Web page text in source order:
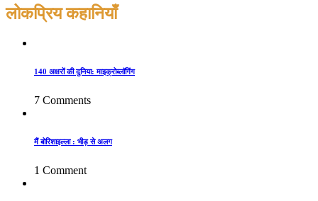
लोकप्रिय कहानियाँ
140 अक्षरों की दुनिया: माइक्रोब्लॉगिंग
7 Comments
मैं बोरिशाइल्ला : भीड़ से अलग
1 Comment